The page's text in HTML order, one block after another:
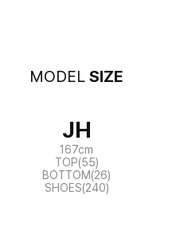
MODEL SIZE
JH
167cm
TOP(55)
BOTTOM(26)
SHOES(240)